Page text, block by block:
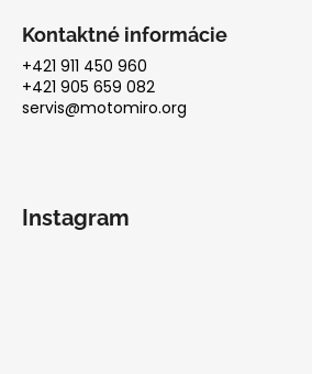
Kontaktné informácie
+421 911 450 960
+421 905 659 082
servis@motomiro.org
Instagram